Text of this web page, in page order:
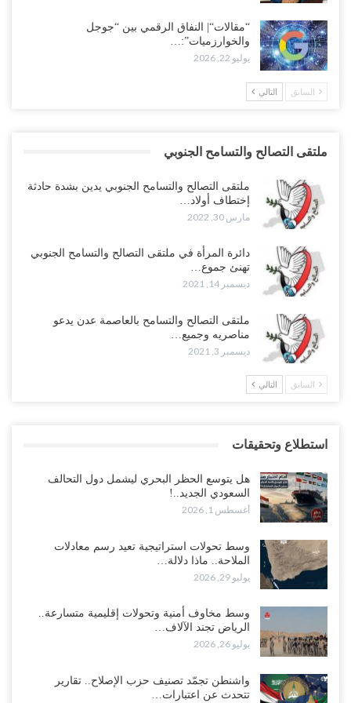
“مقالات“| النفاق الرقمي بين “جوجل
والخوارزميات”:…
يوليو 22, 2026
السابق التالي
ملتقى التصالح والتسامح الجنوبي
ملتقى التصالح والتسامح الجنوبي يدين بشدة حادثة
إختطاف أولاد…
مارس 30, 2022
دائرة المرأة في ملتقى التصالح والتسامح الجنوبي
تهنئ جموع…
ديسمبر 14, 2021
ملتقى التصالح والتسامح بالعاصمة عدن يدعو
مناصريه وجميع…
ديسمبر 3, 2021
السابق التالي
استطلاع وتحقيقات
هل يتوسع الحظر البحري ليشمل دول التحالف
السعودي الجديد..!
أغسطس 1, 2026
وسط تحولات استراتيجية تعيد رسم معادلات
الملاحة.. ماذا دلالة…
يوليو 29, 2026
وسط مخاوف أمنية وتحولات إقليمية متسارعة..
الرياض تجند الآلاف…
يوليو 26, 2026
واشنطن تجمّد تصنيف حزب الإصلاح.. تقارير
تتحدث عن اعتبارات…